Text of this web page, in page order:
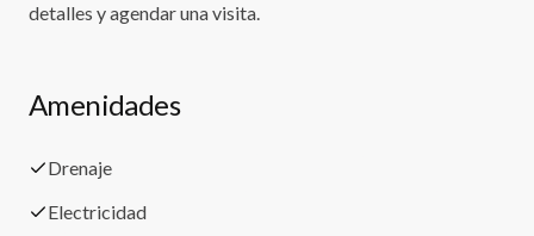
detalles y agendar una visita.
Amenidades
Drenaje
Electricidad